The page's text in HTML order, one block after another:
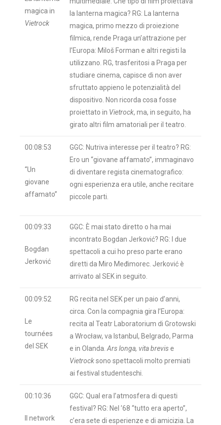
magica in
Vietrock
la lanterna magica? RG: La lanterna
magica, primo mezzo di proiezione
filmica, rende Praga un’attrazione per
l’Europa: Miloš Forman e altri registi la
utilizzano. RG, trasferitosi a Praga per
studiare cinema, capisce di non aver
sfruttato appieno le potenzialità del
dispositivo. Non ricorda cosa fosse
proiettato in Vietrock, ma, in seguito, ha
girato altri film amatoriali per il teatro.
00:08:53
“Un
giovane
affamato”
GGC: Nutriva interesse per il teatro? RG:
Ero un “giovane affamato”, immaginavo
di diventare regista cinematografico:
ogni esperienza era utile, anche recitare
piccole parti.
00:09:33
Bogdan
Jerković
GGC: È mai stato diretto o ha mai
incontrato Bogdan Jerković? RG: I due
spettacoli a cui ho preso parte erano
diretti da Miro Međimorec. Jerković è
arrivato al SEK in seguito.
00:09:52
Le
tournées
del SEK
RG recita nel SEK per un paio d’anni,
circa. Con la compagnia gira l’Europa:
recita al Teatr Laboratorium di Grotowski
a Wrocław, va Istanbul, Belgrado, Parma
e in Olanda. Ars longa, vita brevise
Vietrocksono spettacoli molto premiati
ai festival studenteschi.
00:10:36
Il network
GGC: Qual era l’atmosfera di questi
festival? RG: Nel ’68 “tutto era aperto”,
c’era sete di esperienze e di amicizia. La